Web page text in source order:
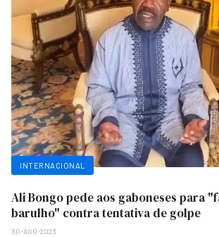
INTERNACIONAL
Ali Bongo pede aos gaboneses para
barulho" contra tentativa de golpe
30-AGO-2023